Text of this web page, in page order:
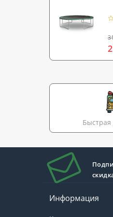
Быстрая
Информация